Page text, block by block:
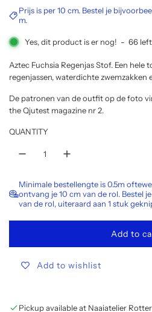
a
e
p
r
i
c
e
u
l
a
r
p
c
e
Prijs is per 10 cm. Bestel je
m.
Yes, dit product is er nog! - 66 left
Aztec Fuchsia Regenjas Stof. Een
regenjassen, waterdichte zwemzakken
De patronen van de outfit op de foto
the Qjutest magazine nr 2.
QUANTITY
Minimale bestellengte is 0.5m
ontvang je 10 cm van de rol. Bestel
van de rol, uiteraard aan 1 stuk
Add to
l
n
Add to wishlist
Pickup available at Naaiatelier